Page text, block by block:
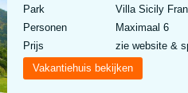
Park
Villa Sicily
Personen
Maximaal 6
Prijs
zie website &
Vakantiehuis bekijken